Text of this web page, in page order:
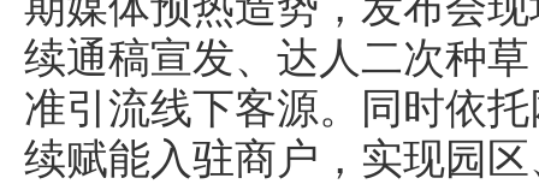
续通稿宣发、达人二次种
准引流线下客源。同时依
续赋能入驻商户，实现园